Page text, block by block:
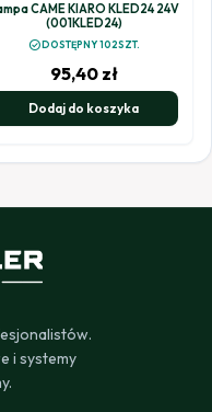
CAME KIARO KLED24 24V
(001KLED24)
check_circleDOSTĘPNY 102SZT.
95,40 zł
Dodaj do koszyka
i systemy